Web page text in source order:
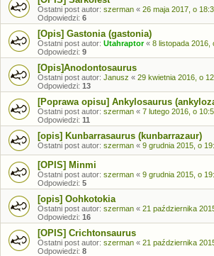
Ostatni post autor: szerman « 26 maja 2017, o
Odpowiedzi: 6
[Opis] Gastonia (gastonia)
Ostatni post autor: Utahraptor« 8 listopada 2016,
Odpowiedzi: 9
[Opis]Anodontosaurus
Ostatni post autor: Janusz « 29 kwietnia 2016, o
Odpowiedzi: 13
[Poprawa opisu] Ankylosaurus
Ostatni post autor: szerman « 7 lutego 2016, o
Odpowiedzi: 11
[opis] Kunbarrasaurus (kunbarrazaur)
Ostatni post autor: szerman « 9 grudnia 2015, o
[OPIS] Minmi
Ostatni post autor: szerman « 9 grudnia 2015, o
Odpowiedzi: 5
[opis] Oohkotokia
Ostatni post autor: szerman « 21 października
Odpowiedzi: 16
[OPIS] Crichtonsaurus
Ostatni post autor: szerman « 21 października
Odpowiedzi: 8